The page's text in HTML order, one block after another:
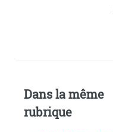
Dans la même
rubrique